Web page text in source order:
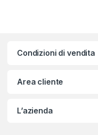
Condizioni di vendita
Area cliente
L’azienda